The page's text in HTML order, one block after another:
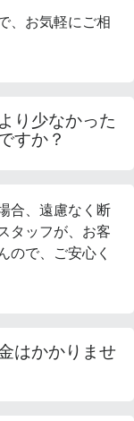
、お気軽にご相
り少なかった
すか？
合、遠慮なく断
タッフが、お客
ので、ご安心く
はかかりませ